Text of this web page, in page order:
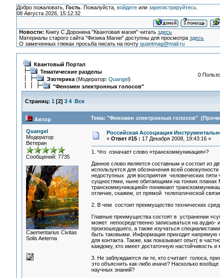
Добро пожаловать, Гость. Пожалуйста, войдитеили зарегистрируйтесь.
08 Августа 2026, 15:12:32
Новости: Книгу С.Доронина "Квантовая магия" читатьздесь
Материалы старого сайта "Физика Магии" доступны для просмотраздесь
О замеченных глюках просьба писать на почтуquantmag@mail.ru
Квантовый Портал
Тематические разделы
Эзотерика(Модератор: Quangel)
"Феномен электронных голосов"
0
Страниц: 1 [2] 3 4 Все
Автор Тема: "Феномен электронных голосов"
Quangel
Модератор
Ветеран
Сообщений: 7735
Сaementarius Civitas
Solis Aeterna
Российская Ассоциация
« Ответ #15 : 17 Декабря 2008, 19:43:16 »
1. Что означает слово «транскоммуникация»?
Данное слово является составным и состоит из
используется для обозначения всей
недоступных для восприятия человеческих
сущностями, ныне обитающими на тонких планах
транскоммуникацией» понимают
отличие, скажем, от прямой телепатической
2. В чем состоит преимущество технических
Главные преимущества состоят в устранении
может непосредственно записываться на аудио-
произошедшего, а также изучаться
быть таковыми. Информация приходит напрямую
для контакта. Также, как показывает опыт( в
каждому, кто имеет достаточную настойчивость
3. Не заблуждаются ли те, кто считает голоса,
это объяснить как-либо иначе? Насколько
научных знаний?